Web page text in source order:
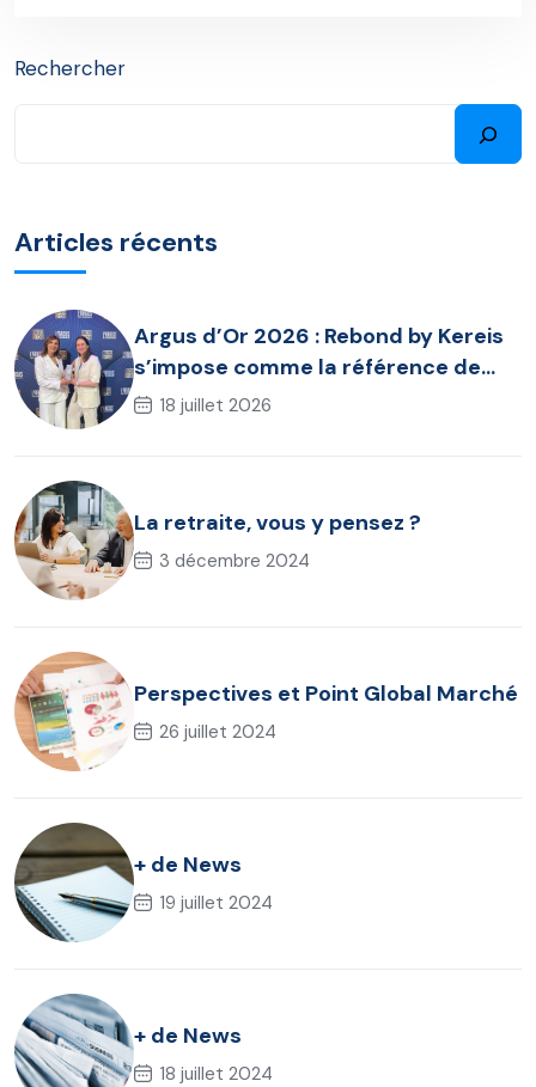
Rechercher
Articles récents
Argus d’Or 2026 : Rebond by Kereis
s’impose comme la référence de
l’assurance chômage dirigeant
18 juillet 2026
La retraite, vous y pensez ?
3 décembre 2024
Perspectives et Point Global Marché
26 juillet 2024
+ de News
19 juillet 2024
+ de News
18 juillet 2024